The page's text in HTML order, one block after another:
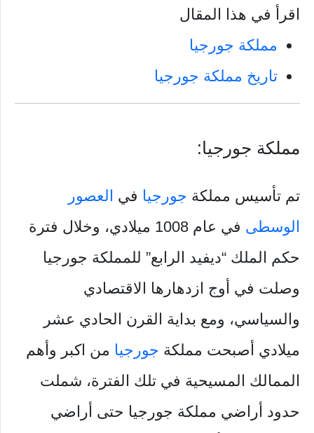
اقرأ في هذا المقال
مملكة جورجيا
تاريخ مملكة جورجيا
مملكة جورجيا:
تم تأسيس مملكة جورجيا في العصور
الوسطى
في عام 1008 ميلادي، وخلال فترة
حكم الملك “ديفيد الرابع” للمملكة جورجيا
وصلت في أوج ازدهارها الاقتصادي
والسياسي، ومع بداية القرن الحادي عشر
ميلادي أصبحت مملكة جورجيا من اكبر وأهم
الممالك المسيحية في تلك الفترة، شملت
حدود أراضي مملكة جورجيا حتى أراضي